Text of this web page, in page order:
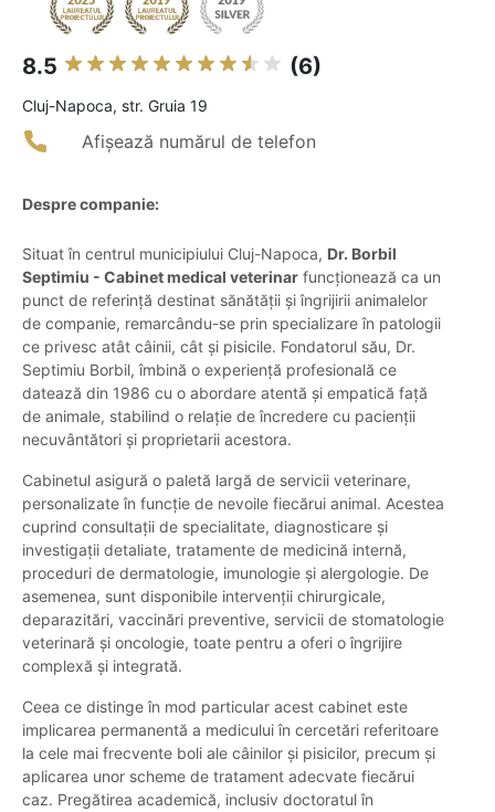
8.5 (6)
Cluj-Napoca, str. Gruia 19
Afișează numărul de telefon
Despre companie:
Situat în centrul municipiului Cluj-Napoca, Dr. Borbil
Septimiu - Cabinet medical veterinar funcționează ca un
punct de referință destinat sănătății și îngrijirii animalelor
de companie, remarcându-se prin specializare în patologii
ce privesc atât câinii, cât și pisicile. Fondatorul său, Dr.
Septimiu Borbil, îmbină o experiență profesională ce
datează din 1986 cu o abordare atentă și empatică față
de animale, stabilind o relație de încredere cu pacienții
necuvântători și proprietarii acestora.
Cabinetul asigură o paletă largă de servicii veterinare,
personalizate în funcție de nevoile fiecărui animal. Acestea
cuprind consultații de specialitate, diagnosticare și
investigații detaliate, tratamente de medicină internă,
proceduri de dermatologie, imunologie și alergologie. De
asemenea, sunt disponibile intervenții chirurgicale,
deparazitări, vaccinări preventive, servicii de stomatologie
veterinară și oncologie, toate pentru a oferi o îngrijire
complexă și integrată.
Ceea ce distinge în mod particular acest cabinet este
implicarea permanentă a medicului în cercetări referitoare
la cele mai frecvente boli ale câinilor și pisicilor, precum și
aplicarea unor scheme de tratament adecvate fiecărui
caz. Pregătirea academică, inclusiv doctoratul în